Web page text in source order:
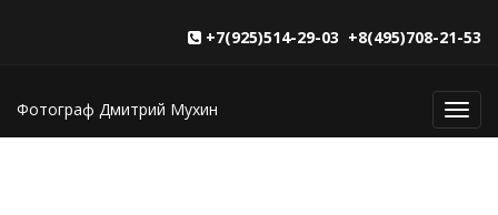
+7(925)514-29-03 +8(495)708-21-53
Фотограф Дмитрий Мухин